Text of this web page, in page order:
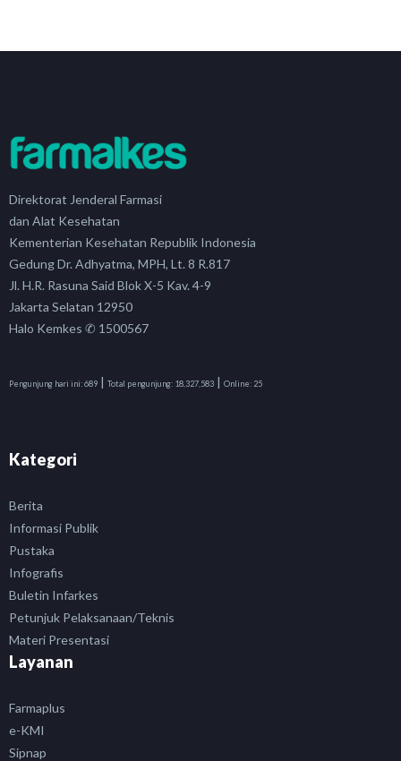
Direktorat Jenderal Farmasi
dan Alat Kesehatan
Kementerian Kesehatan Republik Indonesia
Gedung Dr. Adhyatma, MPH, Lt. 8 R.817
Jl. H.R. Rasuna Said Blok X-5 Kav. 4-9
Jakarta Selatan 12950
Halo Kemkes ✆ 1500567
Pengunjung hari ini:689 | Total pengunjung: 18,327,583 | Online: 25
Kategori
Berita
Informasi Publik
Pustaka
Infografis
Buletin Infarkes
Petunjuk Pelaksanaan/Teknis
Materi Presentasi
Layanan
Farmaplus
e-KMI
Sipnap